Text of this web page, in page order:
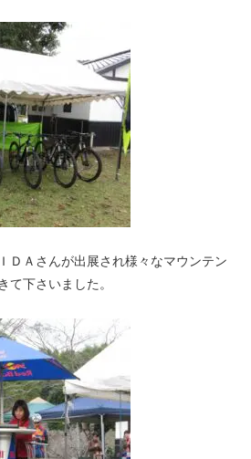
ＤＡさんが出展され様々なマウンテン
て下さいました。